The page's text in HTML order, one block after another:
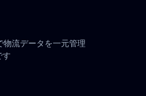
物流データを一元管理
す